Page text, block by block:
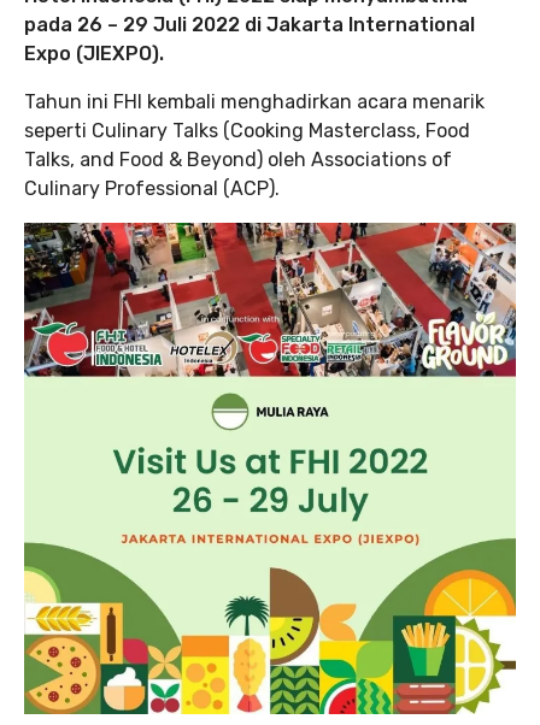
pada 26 – 29 Juli 2022 di Jakarta International
Expo (JIEXPO).
Tahun ini FHI kembali menghadirkan acara menarik
seperti Culinary Talks (Cooking Masterclass, Food
Talks, and Food & Beyond) oleh Associations of
Culinary Professional (ACP).